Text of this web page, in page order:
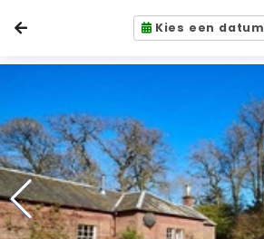
Kies een datum